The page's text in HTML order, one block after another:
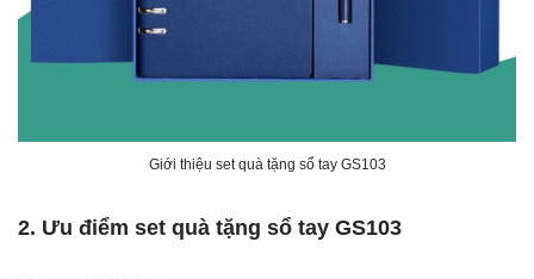
Giới thiệu set quà tặng sổ tay GS103
2. Ưu điểm set quà tặng sổ tay GS103